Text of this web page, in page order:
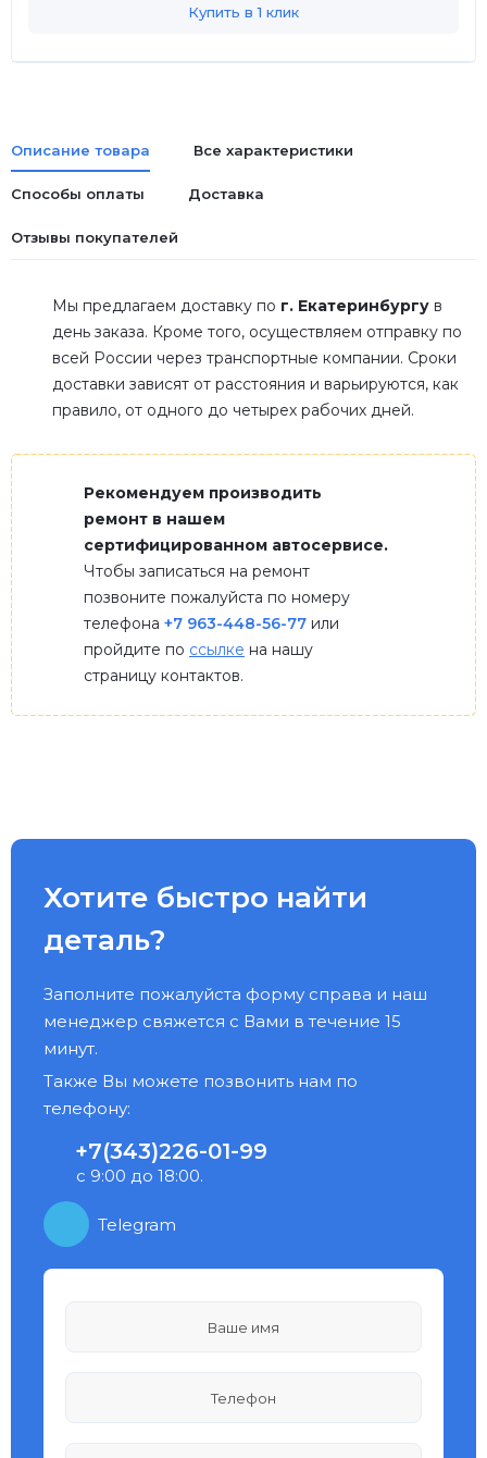
Купить в 1 клик
Описание товара Все характеристики
Способы оплаты Доставка
Отзывы покупателей
Мы предлагаем доставку по г. Екатеринбургу в
день заказа. Кроме того, осуществляем отправку по
всей России через транспортные компании. Сроки
доставки зависят от расстояния и варьируются, как
правило, от одного до четырех рабочих дней.
Рекомендуем производить
ремонт в нашем
сертифицированном автосервисе.
Чтобы записаться на ремонт
позвоните пожалуйста по номеру
телефона +7 963-448-56-77 или
пройдите по ссылке на нашу
страницу контактов.
Хотите быстро найти
деталь?
Заполните пожалуйста форму справа и наш
менеджер свяжется с Вами в течение 15
минут.
Также Вы можете позвонить нам по
телефону:
+7(343)226-01-99
с 9:00 до 18:00.
Telegram